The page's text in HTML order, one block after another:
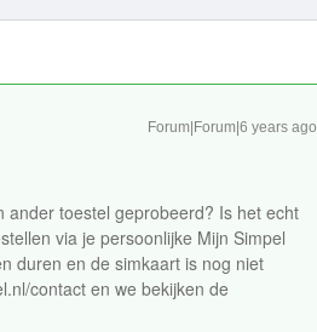
Forum|Forum|6 years ago
ander toestel geprobeerd? Is het echt
via je persoonlijke Mijn Simpel
duren en de simkaart is nog niet
contact en we bekijken de